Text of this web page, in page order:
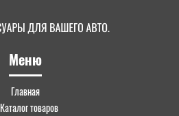
Меню
Главная
Каталог товаров